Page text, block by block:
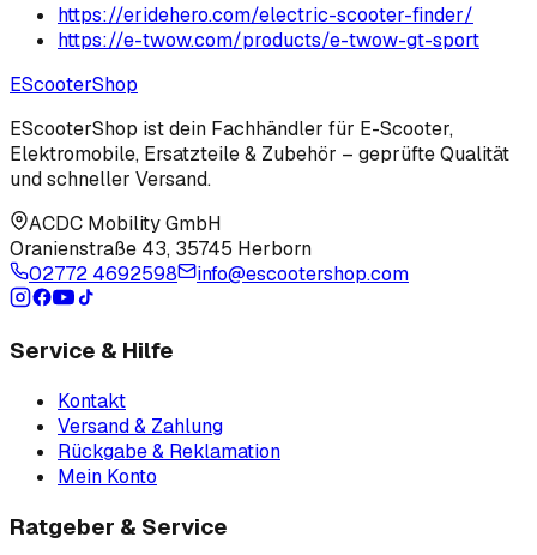
https://eridehero.com/electric-scooter-finder/
https://e-twow.com/products/e-twow-gt-sport
EScooterShop
EScooterShop ist dein Fachhändler für E-Scooter,
Elektromobile, Ersatzteile & Zubehör – geprüfte Qualität
und schneller Versand.
ACDC Mobility GmbH
Oranienstraße 43, 35745 Herborn
02772 4692598
info@escootershop.com
Service & Hilfe
Kontakt
Versand & Zahlung
Rückgabe & Reklamation
Mein Konto
Ratgeber & Service